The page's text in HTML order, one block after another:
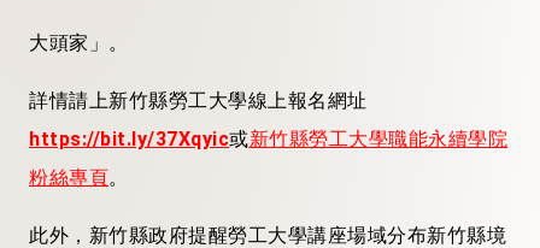
大頭家」。
詳情請上新竹縣勞工大學線上報名網址
https://bit.ly/37Xqyic或新竹縣勞工大學職能永續學院
粉絲專頁。
此外，新竹縣政府提醒勞工大學講座場域分布新竹縣境